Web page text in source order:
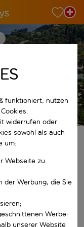
funktioniert, nutzen
widerrufen oder
sowohl als auch
um:
Webseite zu
der Werbung, die Sie
Werbe-
unserer Website